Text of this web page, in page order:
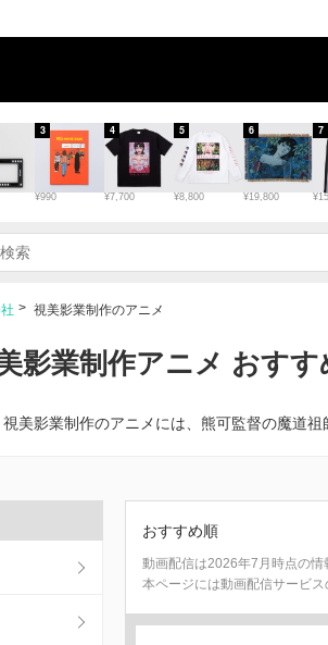
¥990
3
¥7,700
4
¥8,800
5
¥19,800
6 7
視美影業制作のアニメ
影業制作アニメ おす
美影業制作のアニメには、熊可監督の魔道
おすすめ順
動画配信は2026年7月時点の情
本ページには動画配信サービス